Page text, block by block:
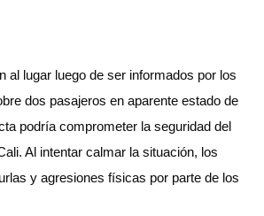
al lugar luego de ser informados por los
dos pasajeros en aparente estado de
podría comprometer la seguridad del
Al intentar calmar la situación, los
y agresiones físicas por parte de los